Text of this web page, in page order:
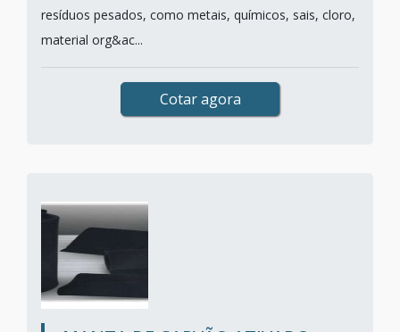
resíduos pesados, como metais, químicos, sais, cloro,
material org&ac...
Cotar agora